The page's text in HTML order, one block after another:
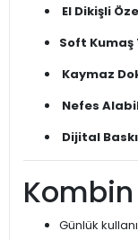
El Dikişli
Soft
Kaymaz
Nefes
Dijital
Günlük